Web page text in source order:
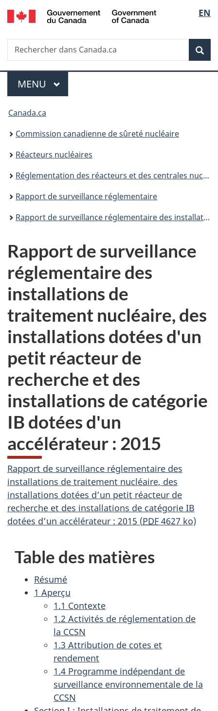
Passer
au
principal
de
la
EN
Recherche
Rechercher
dans
Menu
MENU PRINCIPAL
Vous
êtes
ici
Canada.ca
Commission canadienne de sûreté nucléaire
Réacteurs nucléaires
Réglementation des réacteurs et des centrales nucléaires
Rapport de surveillance réglementaire
Rapport de surveillance réglementaire des installations de traitement de l’uranium et des substances nucléaires
Rapport de surveillance
réglementaire des
installations de
traitement nucléaire, des
installations dotées d'un
petit réacteur de
recherche et des
installations de catégorie
IB dotées d'un
accélérateur : 2015
Rapport de surveillance réglementaire des
installations de traitement nucléaire, des
installations dotées d’un petit réacteur de
recherche et des installations de catégorie IB
dotées d’un accélérateur : 2015 (PDF 4627 ko)
Table des matières
Résumé
1 Aperçu
1.1 Contexte
1.2 Activités de réglementation de
la CCSN
1.3 Attribution de cotes et
rendement
1.4 Programme indépendant de
surveillance environnementale de la
CCSN